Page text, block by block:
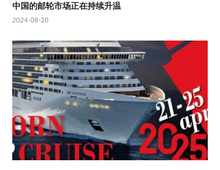
中国的邮轮市场正在持续升温
2024-08-20